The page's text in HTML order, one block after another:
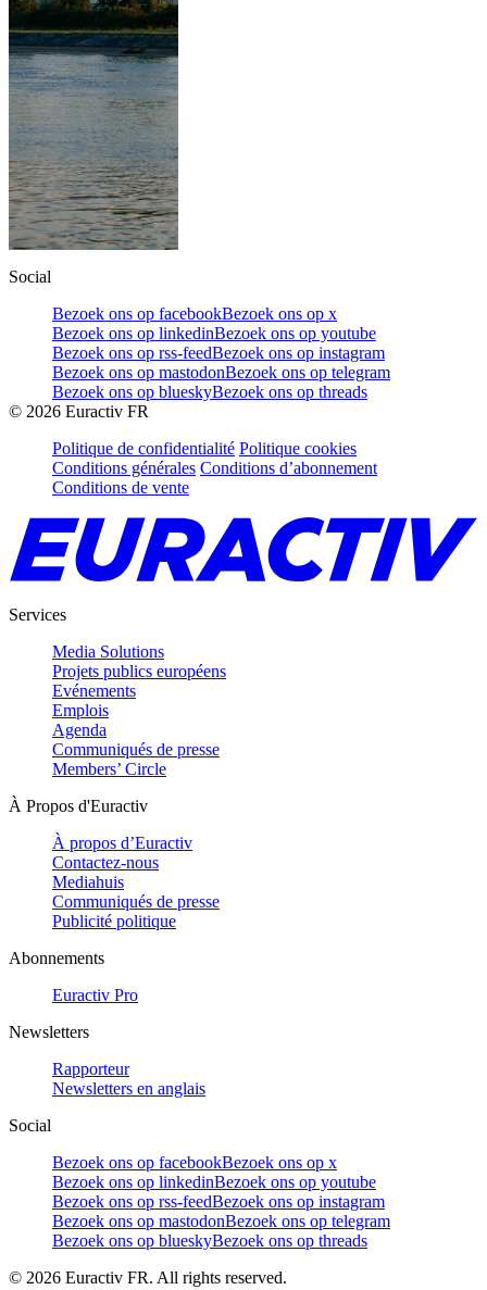
Social
Bezoek ons op facebookBezoek ons op x
Bezoek ons op linkedinBezoek ons op youtube
Bezoek ons op rss-feedBezoek ons op instagram
Bezoek ons op mastodonBezoek ons op telegram
Bezoek ons op blueskyBezoek ons op threads
© 2026 Euractiv FR
Politique de confidentialité Politique cookies
Conditions générales Conditions d’abonnement
Conditions de vente
Services
Media Solutions
Projets publics européens
Evénements
Emplois
Agenda
Communiqués de presse
Members’ Circle
À Propos d'Euractiv
À propos d’Euractiv
Contactez-nous
Mediahuis
Communiqués de presse
Publicité politique
Abonnements
Euractiv Pro
Newsletters
Rapporteur
Newsletters en anglais
Social
Bezoek ons op facebookBezoek ons op x
Bezoek ons op linkedinBezoek ons op youtube
Bezoek ons op rss-feedBezoek ons op instagram
Bezoek ons op mastodonBezoek ons op telegram
Bezoek ons op blueskyBezoek ons op threads
© 2026 Euractiv FR. All rights reserved.